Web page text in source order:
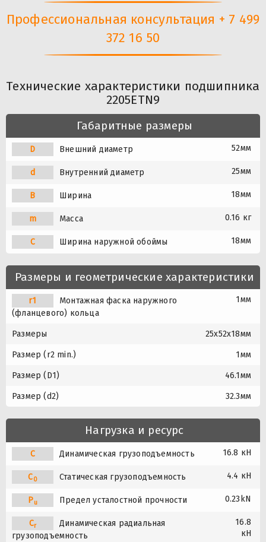
Профессиональная консультация + 7 499
372 16 50
Технические характеристики подшипника
2205ETN9
Габаритные размеры
D Внешний диаметр 52мм
d Внутренний диаметр 25мм
B Ширина 18мм
m Масса 0.16 кг
C Ширина наружной обоймы 18мм
Размеры и геометрические характеристики
r1
Монтажная фаска наружного
(фланцевого) кольца
1мм
Размеры 25x52x18мм
Размер (r2 min.) 1мм
Размер (D1) 46.1мм
Размер (d2) 32.3мм
Нагрузка и ресурс
C Динамическая грузоподъемность 16.8 кН
C0 Статическая грузоподъемность 4.4 кН
Pu Предел усталостной прочности 0.23kN
Cr
Динамическая радиальная
грузоподъемность
16.8
кН